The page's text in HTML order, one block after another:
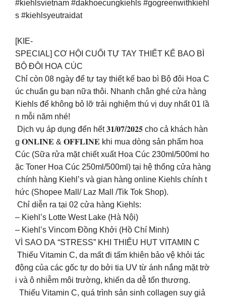
#kiehlsvietnam #dakhoecungkiehls #gogreenwithkiehl
s #kiehlsyeutraidat
[KIE-
SPECIAL] CƠ HỘI CUỐI TỰ TAY THIẾT KẾ BAO BÌ
BỘ ĐÔI HOA CÚC
Chỉ còn 08 ngày để tự tay thiết kế bao bì Bộ đôi Hoa C
úc chuẩn gu bạn nữa thôi. Nhanh chân ghé cửa hàng
Kiehls để không bỏ lỡ trải nghiệm thú vị duy nhất 01 lầ
n mỗi năm nhé!
Dịch vụ áp dụng đến hết 𝟑𝟏/𝟎𝟕/𝟐𝟎𝟐𝟓 cho cả khách hàn
g 𝐎𝐍𝐋𝐈𝐍𝐄 & 𝐎𝐅𝐅𝐋𝐈𝐍𝐄 khi mua dòng sản phẩm hoa
Cúc (Sữa rửa mặt chiết xuất Hoa Cúc 230ml/500ml ho
ặc Toner Hoa Cúc 250ml/500ml) tại hệ thống cửa hàng
chính hàng Kiehl’s và gian hàng online Kiehls chính t
hức (Shopee Mall/ Laz Mall /Tik Tok Shop).
Chỉ diễn ra tại 02 cửa hàng Kiehls:
– Kiehl’s Lotte West Lake (Hà Nội)
– Kiehl’s Vincom Đồng Khởi (Hồ Chí Minh)
VÌ SAO DA “STRESS” KHI THIẾU HỤT VITAMIN C ️
Thiếu Vitamin C, da mất đi tấm khiên bảo vệ khỏi tác
động của các gốc tự do bởi tia UV từ ánh nắng mặt trờ
i và ô nhiễm môi trường, khiến da dễ tổn thương.
Thiếu Vitamin C, quá trình sản sinh collagen suy giả